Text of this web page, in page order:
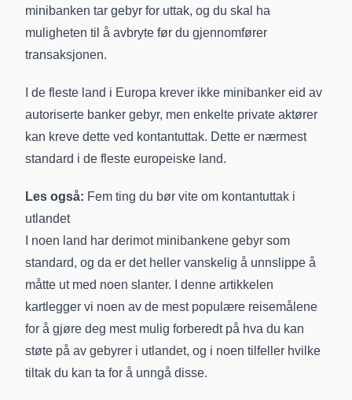
minibanken tar gebyr for uttak, og du skal ha
muligheten til å avbryte før du gjennomfører
transaksjonen.
I de fleste land i Europa krever ikke minibanker eid av
autoriserte banker gebyr, men enkelte private aktører
kan kreve dette ved kontantuttak. Dette er nærmest
standard i de fleste europeiske land.
Les også: Fem ting du bør vite om kontantuttak i
utlandet
I noen land har derimot minibankene gebyr som
standard, og da er det heller vanskelig å unnslippe å
måtte ut med noen slanter. I denne artikkelen
kartlegger vi noen av de mest populære reisemålene
for å gjøre deg mest mulig forberedt på hva du kan
støte på av gebyrer i utlandet, og i noen tilfeller hvilke
tiltak du kan ta for å unngå disse.